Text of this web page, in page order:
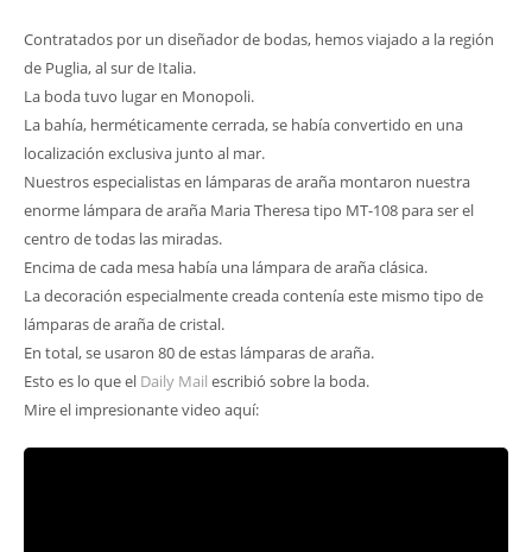
Contratados por un diseñador de bodas, hemos viajado a la región
de Puglia, al sur de Italia.
La boda tuvo lugar en Monopoli.
La bahía, herméticamente cerrada, se había convertido en una
localización exclusiva junto al mar.
Nuestros especialistas en lámparas de araña montaron nuestra
enorme lámpara de araña Maria Theresa tipo MT-108 para ser el
centro de todas las miradas.
Encima de cada mesa había una lámpara de araña clásica.
La decoración especialmente creada contenía este mismo tipo de
lámparas de araña de cristal.
En total, se usaron 80 de estas lámparas de araña.
Esto es lo que el Daily Mail escribió sobre la boda.
Mire el impresionante video aquí: